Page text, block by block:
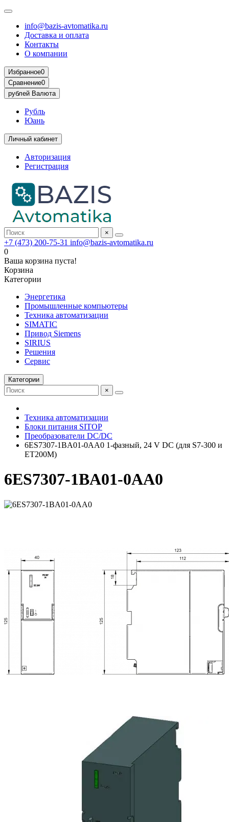
info@bazis-avtomatika.ru
Доставка и оплата
Контакты
О компании
Избранное0
Сравнение0
рублей Валюта
Рубль
Юань
Личный кабинет
Авторизация
Регистрация
×
+7 (473) 200-75-31 info@bazis-avtomatika.ru
0
Ваша корзина пуста!
Корзина
Категории
Энергетика
Промышленные компьютеры
Техника автоматизации
SIMATIC
Привод Siemens
SIRIUS
Решения
Сервис
Категории
×
Техника автоматизации
Блоки питания SITOP
Преобразователи DC/DC
6ES7307-1BA01-0AA0 1-фазный, 24 V DC (для S7-300 и
ET200M)
6ES7307-1BA01-0AA0